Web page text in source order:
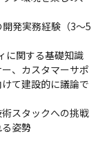
向き合っている課
す。
発実務経験（3〜5
に関する基礎知識
、カスタマーサポ
て建設的に議論で
スタックへの挑戦
姿勢